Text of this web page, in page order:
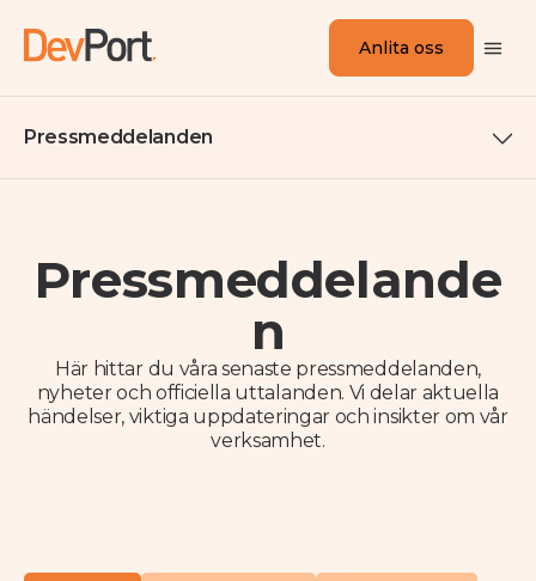
Anlita oss
Pressmeddelanden
Pressmeddelande
n
Här hittar du våra senaste pressmeddelanden,
nyheter och officiella uttalanden. Vi delar aktuella
händelser, viktiga uppdateringar och insikter om vår
verksamhet.